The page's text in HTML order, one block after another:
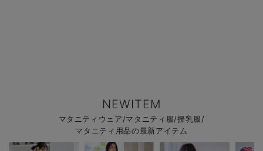
NEWITEM
マタニティウェア/マタニティ服/授乳服/
マタニティ用品の最新アイテム